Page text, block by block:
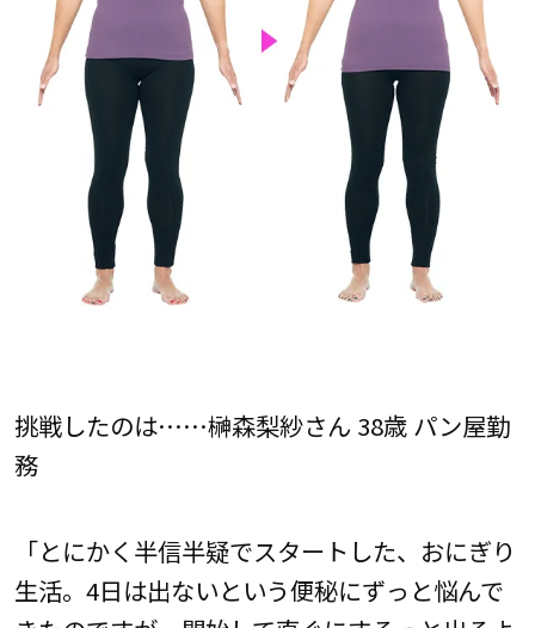
挑戦したのは……榊森梨紗さん 38歳 パン屋勤
務
「とにかく半信半疑でスタートした、おにぎり
生活。4日は出ないという便秘にずっと悩んで